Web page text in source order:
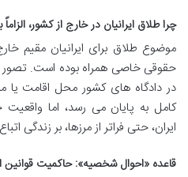
چرا طلاق ایرانیان در خارج از کشور،
موضوع طلاق برای ایرانیان مقیم
حقوقی خاصی همراه بوده است. تصور
در دادگاه های کشور محل اقامت یا
کامل به پایان می رسد، اما
ایران، حتی فراتر از مرزها، بر زندگی
قاعده «احوال شخصیه»: حاکمیت قوانین